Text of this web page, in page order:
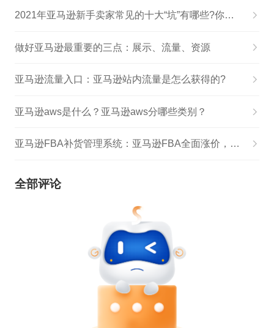
2021年亚马逊新手卖家常见的十大“坑”有哪些?你踩过几个
做好亚马逊最重要的三点：展示、流量、资源
亚马逊流量入口：亚马逊站内流量是怎么获得的?
亚马逊aws是什么？亚马逊aws分哪些类别？
亚马逊FBA补货管理系统：亚马逊FBA全面涨价，物流成本约涨20%
全部评论